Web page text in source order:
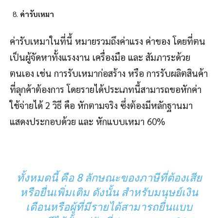
ค่ารับเหมา
ค่ารับเหมาในที่นี้ หมายรวมถึงค่าแรง ค่าของ โดยที่ตน
เป็นผู้จัดหาทั้งแรงงาน เครื่องมือ และ สัมภาระด้วย
ตนเอง เช่น การรับเหมาก่อสร้าง หรือ การรับผลิตสินค้า
ที่ลุกค้าต้องการ โดยรายได้ประเภทนี้สามารถขอหักค่า
ใช้จ่ายได้ 2 วิธี คือ หักตามจริง ซึ่งต้องมีหลักฐานมา
แสดงประกอบด้วย และ หักแบบเหมา 60%
ทั้งหมดนี้ คือ 8 ลักษณะของภาษีที่ต้องเสีย
หรือยื่นเพิ่มเติม ดังนั้น สำหรับมนุษย์เงิน
เดือนหรือผู้ที่มีรายได้สามารถยื่นแบบ